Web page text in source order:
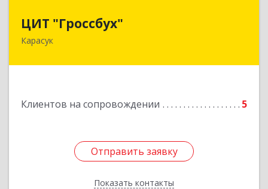
ЦИТ "Гроссбух"
Карасук
Клиентов на сопровождении 5
Отправить заявку
Показать контакты
632861, Новосибирская обл, Карасукский р-н,
Отправить заявку
Назад